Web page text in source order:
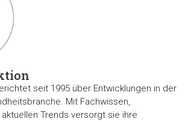
seit 1995 über Entwicklungen in der
Mit Fachwissen,
Trends versorgt sie ihre